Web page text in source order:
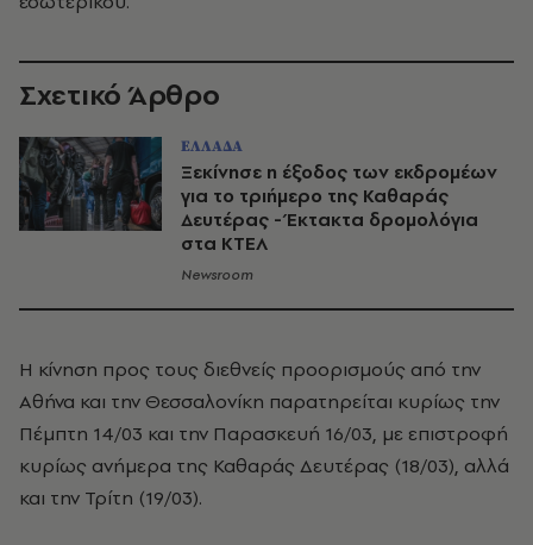
Σχετικό Άρθρο
ΕΛΛΑΔΑ
Ξεκίνησε η έξοδος των εκδρομέων
για το τριήμερο της Καθαράς
Δευτέρας - Έκτακτα δρομολόγια
στα ΚΤΕΛ
Newsroom
Η κίνηση προς τους διεθνείς προορισμούς από την
Αθήνα και την Θεσσαλονίκη παρατηρείται κυρίως την
Πέμπτη 14/03 και την Παρασκευή 16/03, με επιστροφή
κυρίως ανήμερα της Καθαράς Δευτέρας (18/03), αλλά
και την Τρίτη (19/03).